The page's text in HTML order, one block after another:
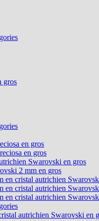
gros
en gros
en gros
Swarovski en gros
2 mm en gros
en cristal autrichien
en cristal autrichien
en cristal autrichien
autrichien Swarovski en